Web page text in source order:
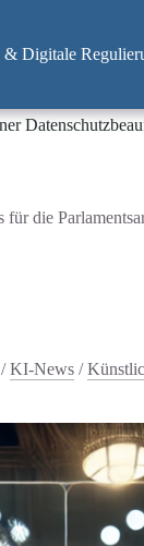
& Digitale
die
/KI-News /